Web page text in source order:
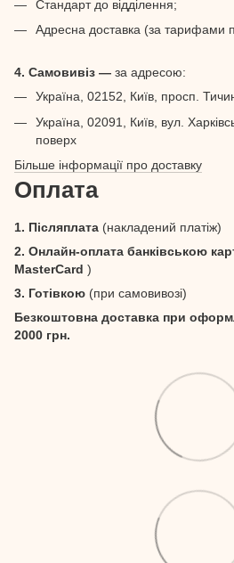
Стандарт до відділення;
Адресна доставка (за тарифами
4. Самовивіз — за адресою:
Україна, 02152, Київ, просп.
Україна, 02091, Київ, вул.
поверх
Більше інформації про доставку
Оплата
1. Післяплата (накладений платіж)
2. Онлайн-оплата банківською
MasterCard )
3. Готівкою (при самовивозі)
Безкоштовна доставка при
2000 грн.